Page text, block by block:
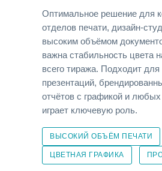
Оптимальное решение для
отделов печати, дизайн-
высоким объёмом
важна стабильность цвета
всего тиража. Подходит для
презентаций,
отчётов с графикой и любых
играет ключевую роль.
ВЫСОКИЙ ОБЪЁМ ПЕЧАТИ
ЦВЕТНАЯ ГРАФИКА